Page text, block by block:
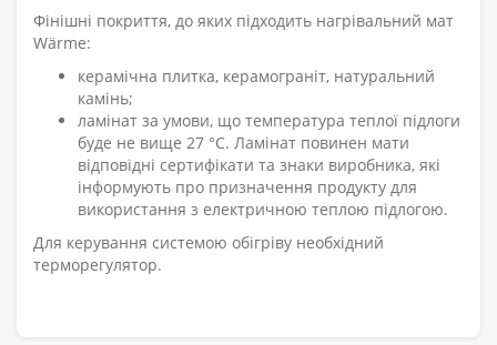
Фінішні покриття, до яких підходить нагрівальний мат
Wärme:
керамічна плитка, керамограніт, натуральний
камінь;
ламінат за умови, що температура теплої підлоги
буде не вище 27 °C. Ламінат повинен мати
відповідні сертифікати та знаки виробника, які
інформують про призначення продукту для
використання з електричною теплою підлогою.
Для керування системою обігріву необхідний
терморегулятор.